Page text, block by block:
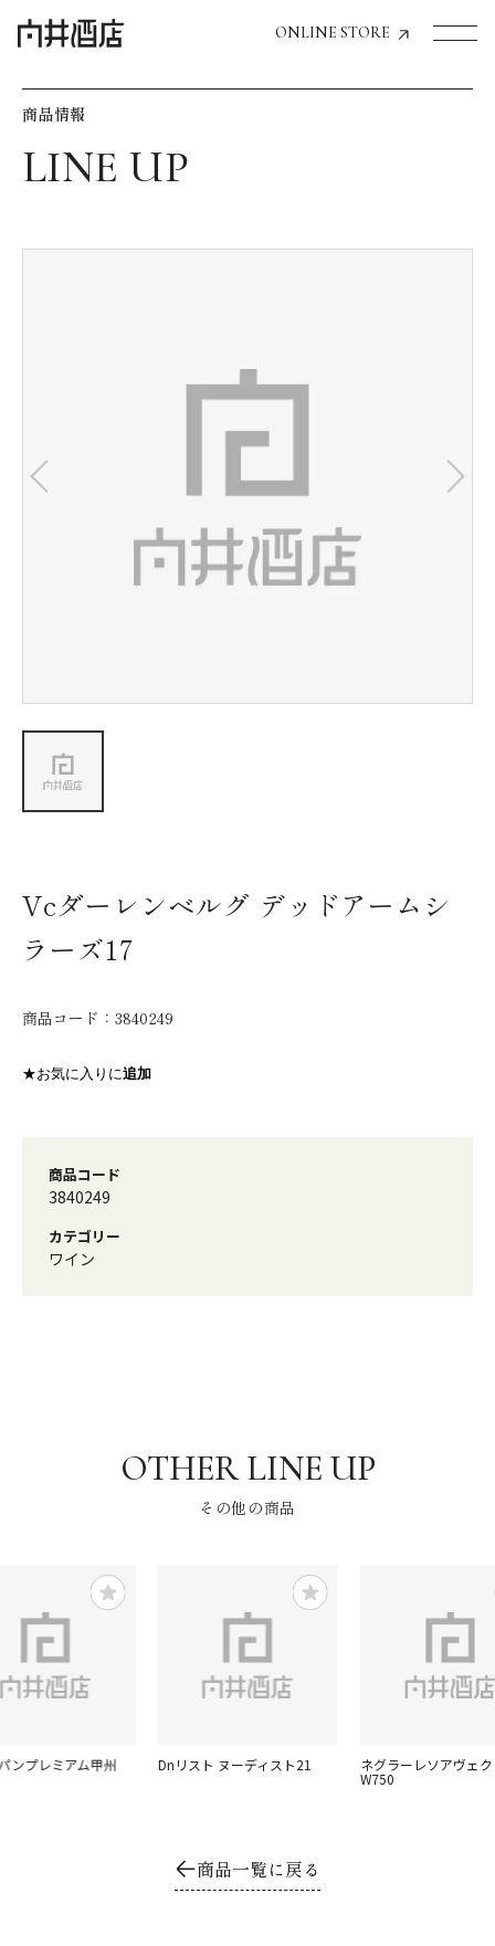
ONLINE STORE
飲食店経営のお客様
お気に入り機能の活用方法
会社情報
商品情報
Vcダーレンベルグ デッドアームシ
ラーズ17
商品コード： 3840249
★お気に入りに追加
商品コード
3840249
カテゴリー
ワイン
その他の商品
ンプレミアム甲州 Dnリスト ヌーディスト21 ネグラーレソアヴェ
W750
商品一覧に戻る